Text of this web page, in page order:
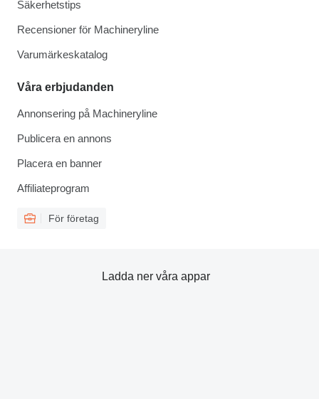
Säkerhetstips
Recensioner för Machineryline
Varumärkeskatalog
Våra erbjudanden
Annonsering på Machineryline
Publicera en annons
Placera en banner
Affiliateprogram
För företag
Ladda ner våra appar